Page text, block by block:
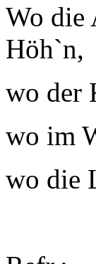
Wo die
Höh`n,
wo der
wo im
wo die